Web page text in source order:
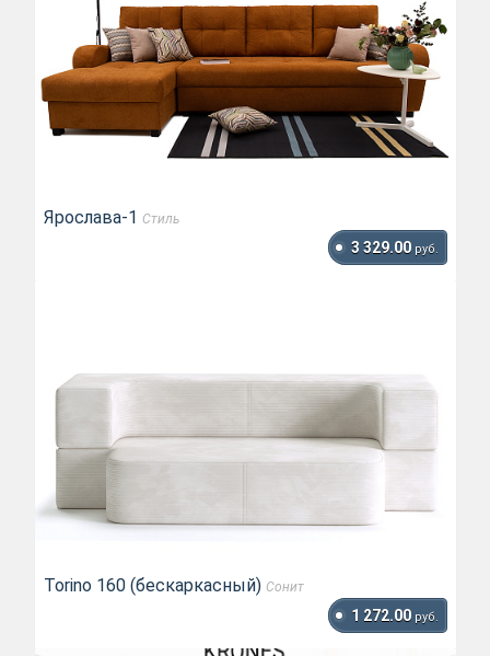
Ярослава-1 Стиль
3 329.00 руб.
Torino 160 (бескаркасный) Сонит
1 272.00 руб.